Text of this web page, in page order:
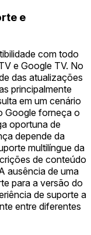
e
com todo
e Google TV. No
das atualizações
principalmente
em um cenário
Google forneça o
oportuna de
depende da
multilíngue da
de conteúdo
ausência de uma
para a versão do
de suporte a
entre diferentes